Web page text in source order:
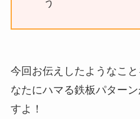
今回お伝えしたようなこ
なたにハマる鉄板パター
すよ！